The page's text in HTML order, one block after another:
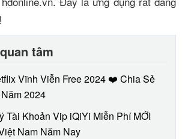
tâm
Vĩnh Viễn Free 2024 ❤️ Chia Sẻ
2024
Tài Khoản Vip iQiYi Miễn Phí MỚI
Nam Năm Nay